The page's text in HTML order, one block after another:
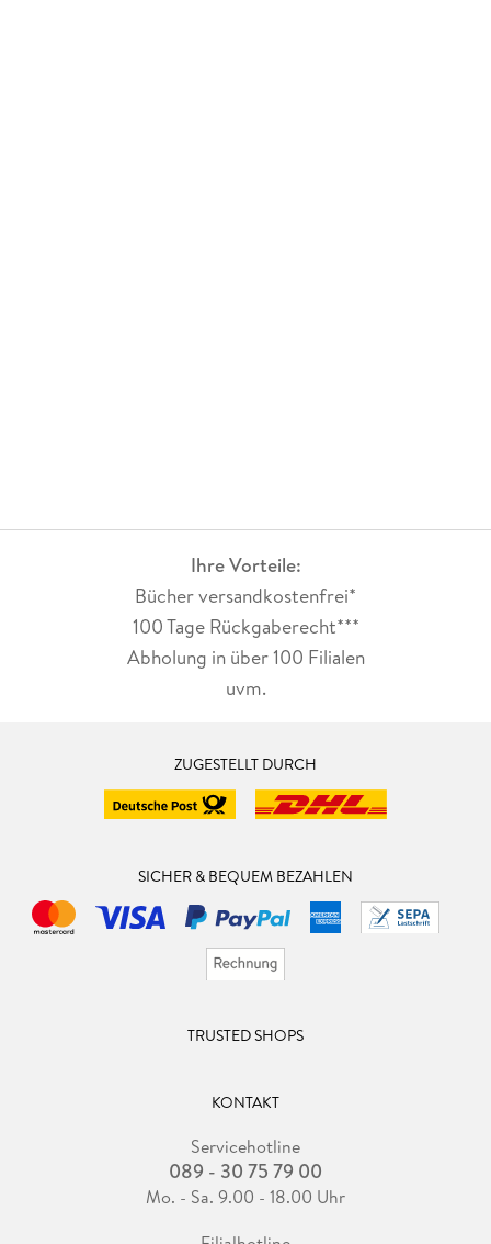
Ihre Vorteile:
Bücher versandkostenfrei*
100 Tage Rückgaberecht***
Abholung in über 100 Filialen
uvm.
ZUGESTELLT DURCH
SICHER & BEQUEM BEZAHLEN
TRUSTED SHOPS
KONTAKT
Servicehotline
089 - 30 75 79 00
Mo. - Sa. 9.00 - 18.00 Uhr